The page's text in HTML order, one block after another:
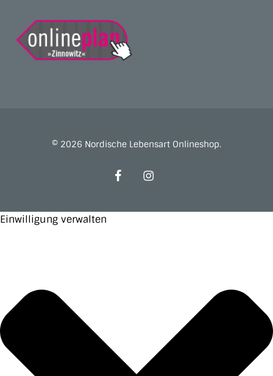
© 2026 Nordische Lebensart Onlineshop.
facebookinstagram
Einwilligung verwalten